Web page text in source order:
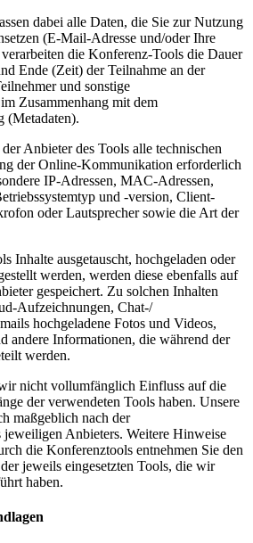
dabei alle Daten, die Sie zur Nutzung
(E-Mail-Adresse und/oder Ihre
die Konferenz-Tools die Dauer
Ende (Zeit) der Teilnahme an der
und sonstige
Zusammenhang mit dem
(Metadaten).
Anbieter des Tools alle technischen
der Online-Kommunikation erforderlich
IP-Adressen, MAC-Adressen,
und -version, Client-
oder Lautsprecher sowie die Art der
Inhalte ausgetauscht, hochgeladen oder
werden, werden diese ebenfalls auf
gespeichert. Zu solchen Inhalten
Aufzeichnungen, Chat-/
hochgeladene Fotos und Videos,
andere Informationen, die während der
werden.
nicht vollumfänglich Einfluss auf die
der verwendeten Tools haben. Unsere
maßgeblich nach der
Anbieters. Weitere Hinweise
die Konferenztools entnehmen Sie den
jeweils eingesetzten Tools, die wir
haben.